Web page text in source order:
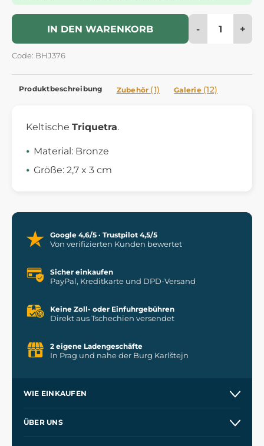
IN DEN WARENKORB - +
Code: BHJ376
Produktbeschreibung Zubehör (1) Galerie (12)
Keltische Triquetra.
Material: Bronze
Größe: 2,7 x 3 cm
Google 4,6/5 · Trustpilot 4,5/5
Von verifizierten Kunden bewertet
Sicher einkaufen
PayPal, Kreditkarte und DPD-Versand
Keine Zoll- oder Einfuhrgebühren
Direkt aus Tschechien versendet
2 eigene Ladengeschäfte
In Prag und nahe der Burg Karlštejn
WIE EINKAUFEN
ÜBER UNS